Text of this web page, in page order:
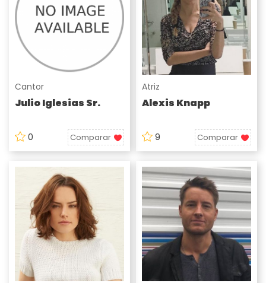
Cantor
Julio Iglesias Sr.
0 Comparar
Atriz
Alexis Knapp
9 Comparar